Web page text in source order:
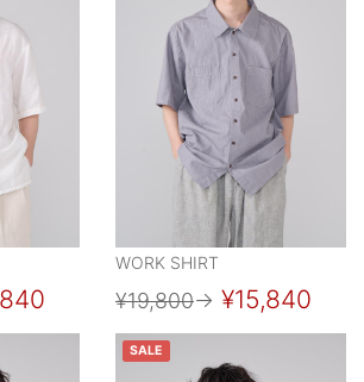
WORK SHIRT
¥19,800→ ¥15,840
SALE